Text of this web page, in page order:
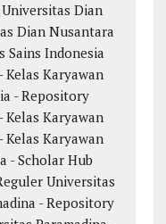
Universitas Dian
Dian Nusantara
Sains Indonesia
Kelas Karyawan
- Repository
Kelas Karyawan
Kelas Karyawan
- Scholar Hub
Universitas
- Repository